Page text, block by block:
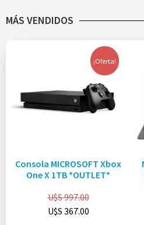
MÁS VENDIDOS
¡Oferta!
Consola MICROSOFT Xbox
One X 1TB *OUTLET*
U$S997.00
U$S 367.00